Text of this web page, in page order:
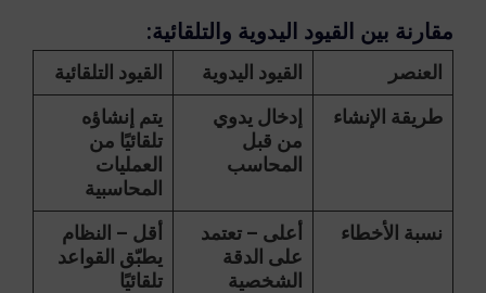
مقارنة بين القيود اليدوية والتلقائية:
العنصر القيود اليدوية
القيود التلقائية
طريقة الإنشاء
إدخال يدوي
من قبل
المحاسب
يتم إنشاؤه
تلقائيًا من
العمليات
المحاسبية
نسبة الأخطاء
أعلى – تعتمد
على الدقة
الشخصية
أقل – النظام
يطبّق القواعد
تلقائيًا